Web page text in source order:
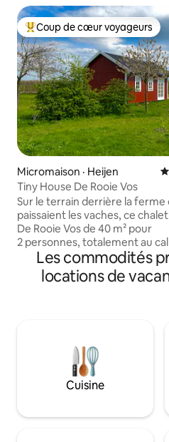
Coup de cœur voyageurs
Coup de cœur voyageurs
Micromaison · Heijen
Tiny House De Rooie Vos
Sur le terrain derrière la ferme
paissaient les vaches, ce
De Rooie Vos de 40 m² pour
2 personnes, totalement au
équipé de : - Cuisine (four,
bouilloire) - Lit 2 pers. 180 x
avec sofa et fauteuil -
Service de déjeuner : 16,50 € par
personne Le chalet donne sur
agricoles, un pré où paissent des
chevaux et des moutons, et la
Les commodités
locations de
Cuisine